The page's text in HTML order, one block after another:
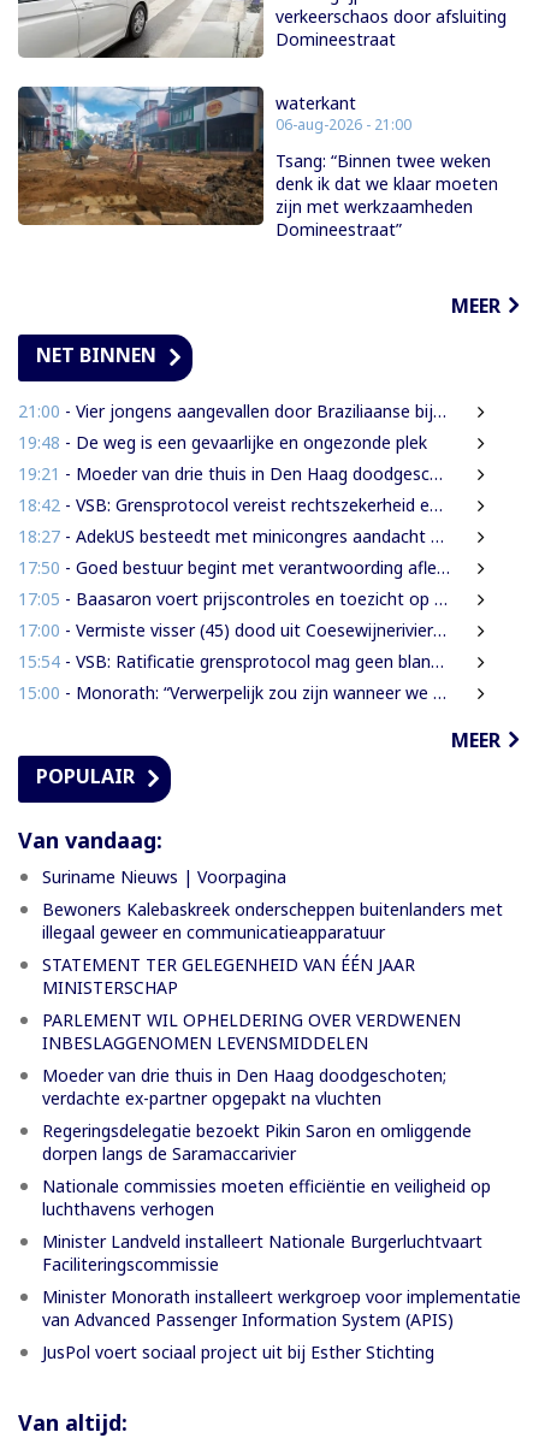
verkeerschaos door afsluiting
Domineestraat
waterkant
06-aug-2026 - 21:00
Tsang: “Binnen twee weken
denk ik dat we klaar moeten
zijn met werkzaamheden
Domineestraat”
MEER
NET BINNEN
21:00 - Vier jongens aangevallen door Braziliaanse bijen tijdens leguanenjacht
19:48 - De weg is een gevaarlijke en ongezonde plek
19:21 - Moeder van drie thuis in Den Haag doodgeschoten; verdachte ex-partner opgepakt na vluchten
18:42 - VSB: Grensprotocol vereist rechtszekerheid en harde waarborgen
18:27 - AdekUS besteedt met minicongres aandacht aan cultureel erfgoed
17:50 - Goed bestuur begint met verantwoording afleggen
17:05 - Baasaron voert prijscontroles en toezicht op voedselveiligheid op
17:00 - Vermiste visser (45) dood uit Coesewijnerivier gehaald
15:54 - VSB: Ratificatie grensprotocol mag geen blanco cheque zijn
15:00 - Monorath: “Verwerpelijk zou zijn wanneer we de dingen zouden bedekken met de mantel der liefde”
MEER
POPULAIR
Van vandaag:
Suriname Nieuws | Voorpagina
Bewoners Kalebaskreek onderscheppen buitenlanders met
illegaal geweer en communicatieapparatuur
STATEMENT TER GELEGENHEID VAN ÉÉN JAAR
MINISTERSCHAP
PARLEMENT WIL OPHELDERING OVER VERDWENEN
INBESLAGGENOMEN LEVENSMIDDELEN
Moeder van drie thuis in Den Haag doodgeschoten;
verdachte ex-partner opgepakt na vluchten
Regeringsdelegatie bezoekt Pikin Saron en omliggende
dorpen langs de Saramaccarivier
Nationale commissies moeten efficiëntie en veiligheid op
luchthavens verhogen
Minister Landveld installeert Nationale Burgerluchtvaart
Faciliteringscommissie
Minister Monorath installeert werkgroep voor implementatie
van Advanced Passenger Information System (APIS)
JusPol voert sociaal project uit bij Esther Stichting
Van altijd: